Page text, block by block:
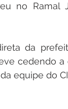
no Ramal
da
cedendo
equipe do